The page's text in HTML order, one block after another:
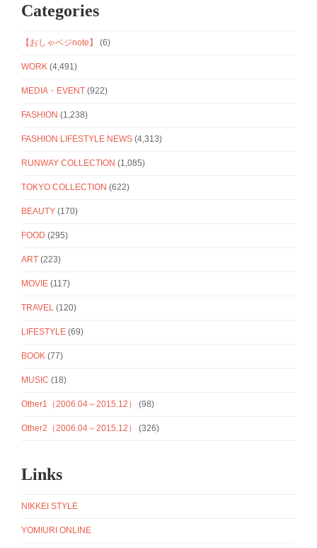
Categories
【おしゃベジnote】 (6)
WORK (4,491)
MEDIA・EVENT (922)
FASHION (1,238)
FASHION LIFESTYLE NEWS (4,313)
RUNWAY COLLECTION (1,085)
TOKYO COLLECTION (622)
BEAUTY (170)
FOOD (295)
ART (223)
MOVIE (117)
TRAVEL (120)
LIFESTYLE (69)
BOOK (77)
MUSIC (18)
Other1（2006.04～2015.12） (98)
Other2（2006.04～2015.12） (326)
Links
NIKKEI STYLE
YOMIURI ONLINE